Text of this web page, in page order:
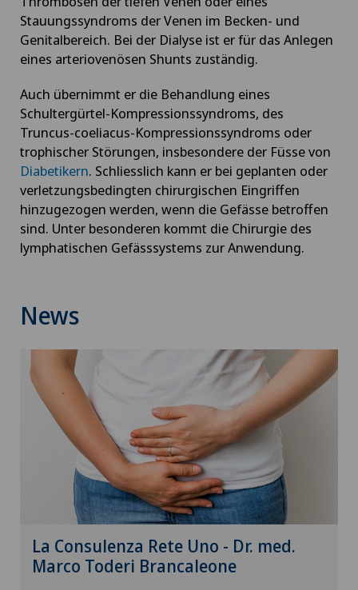
Augenlaser-Methoden
Augensprechstunden
Ayurvedische Massage
Babymoon im Swiss Medical Network
Bänderriss / Bandverletzung
Bandscheibenprothese | Künstliche
Bandscheibenvorfall
Bandscheibenvorfall Brustwirbelsäule
Bandscheibenvorfall Halswirbelsäule –
Zervikale Diskushernie
Bandscheibenvorfall Lendenwirbelsäule (LWS)
Beckenbindung / Rebozo
Brustkrebs
Stauungssyndroms der Venen im Becken- und
Genitalbereich. Bei der Dialyse ist er für das Anlegen
eines arteriovenösen Shunts zuständig.
Auch übernimmt er die Behandlung eines
Schultergürtel-Kompressionssyndroms, des
Truncus-coeliacus-Kompressionssyndroms oder
trophischer Störungen, insbesondere der Füsse von
Diabetikern. Schliesslich kann er bei geplanten oder
verletzungsbedingten chirurgischen Eingriffen
hinzugezogen werden, wenn die Gefässe betroffen
sind. Unter besonderen kommt die Chirurgie des
lymphatischen Gefässsystems zur Anwendung.
News
La Consulenza Rete Uno - Dr. med.
Marco Toderi Brancaleone